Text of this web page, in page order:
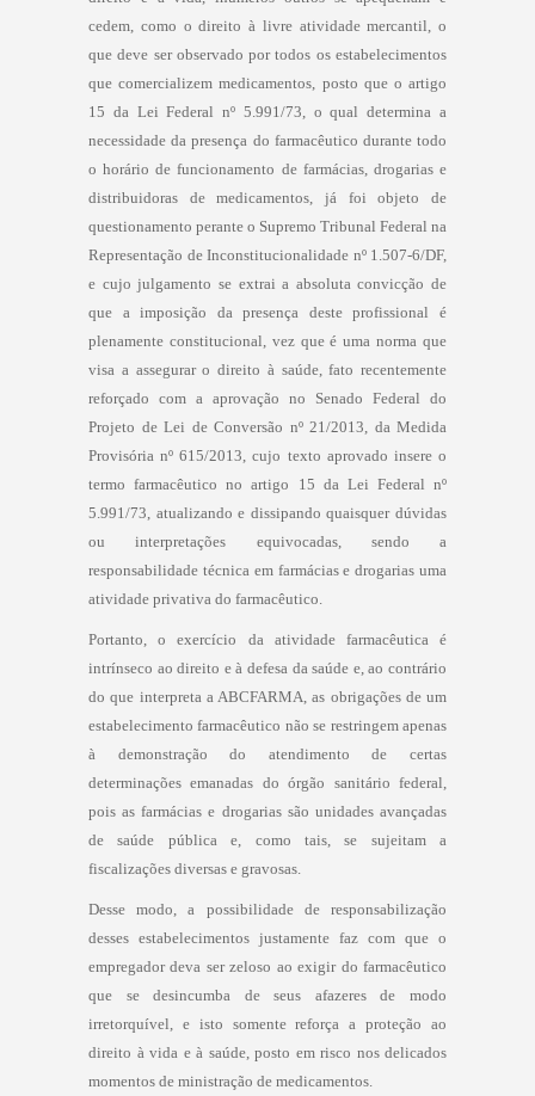
cedem, como o direito à livre atividade mercantil, o
que deve ser observado por todos os estabelecimentos
que comercializem medicamentos, posto que o artigo
15 da Lei Federal nº 5.991/73, o qual determina a
necessidade da presença do farmacêutico durante todo
o horário de funcionamento de farmácias, drogarias e
distribuidoras de medicamentos, já foi objeto de
questionamento perante o Supremo Tribunal Federal na
Representação de Inconstitucionalidade nº 1.507-6/DF,
e cujo julgamento se extrai a absoluta convicção de
que a imposição da presença deste profissional é
plenamente constitucional, vez que é uma norma que
visa a assegurar o direito à saúde, fato recentemente
reforçado com a aprovação no Senado Federal do
Projeto de Lei de Conversão nº 21/2013, da Medida
Provisória nº 615/2013, cujo texto aprovado insere o
termo farmacêutico no artigo 15 da Lei Federal nº
5.991/73, atualizando e dissipando quaisquer dúvidas
ou interpretações equivocadas, sendo a
responsabilidade técnica em farmácias e drogarias uma
atividade privativa do farmacêutico.
Portanto, o exercício da atividade farmacêutica é
intrínseco ao direito e à defesa da saúde e, ao contrário
do que interpreta a ABCFARMA, as obrigações de um
estabelecimento farmacêutico não se restringem apenas
à demonstração do atendimento de certas
determinações emanadas do órgão sanitário federal,
pois as farmácias e drogarias são unidades avançadas
de saúde pública e, como tais, se sujeitam a
fiscalizações diversas e gravosas.
Desse modo, a possibilidade de responsabilização
desses estabelecimentos justamente faz com que o
empregador deva ser zeloso ao exigir do farmacêutico
que se desincumba de seus afazeres de modo
irretorquível, e isto somente reforça a proteção ao
direito à vida e à saúde, posto em risco nos delicados
momentos de ministração de medicamentos.